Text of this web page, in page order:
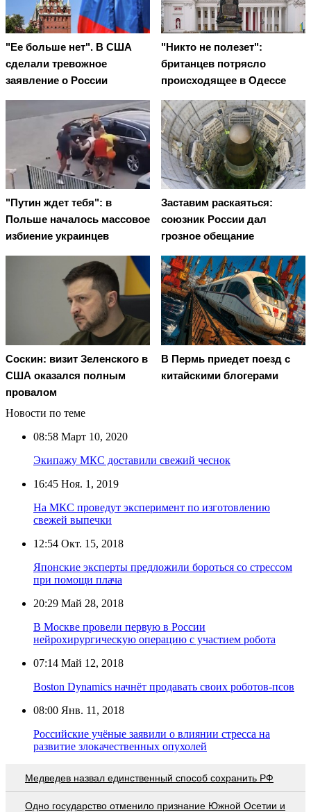
"Ее больше нет". В США
сделали тревожное
заявление о России
"Никто не полезет":
британцев потрясло
происходящее в Одессе
"Путин ждет тебя": в
Польше началось массовое
избиение украинцев
Заставим раскаяться:
союзник России дал
грозное обещание
Соскин: визит Зеленского в
США оказался полным
провалом
В Пермь приедет поезд с
китайскими блогерами
Новости по теме
08:58 Март 10, 2020
Экипажу МКС доставили свежий чеснок
16:45 Ноя. 1, 2019
На МКС проведут эксперимент по изготовлению
свежей выпечки
12:54 Окт. 15, 2018
Японские эксперты предложили бороться со стрессом
при помощи плача
20:29 Май 28, 2018
В Москве провели первую в России
нейрохирургическую операцию с участием робота
07:14 Май 12, 2018
Boston Dynamics начнёт продавать своих роботов-псов
08:00 Янв. 11, 2018
Российские учёные заявили о влиянии стресса на
развитие злокачественных опухолей
Медведев назвал единственный способ сохранить РФ
Одно государство отменило признание Южной Осетии и